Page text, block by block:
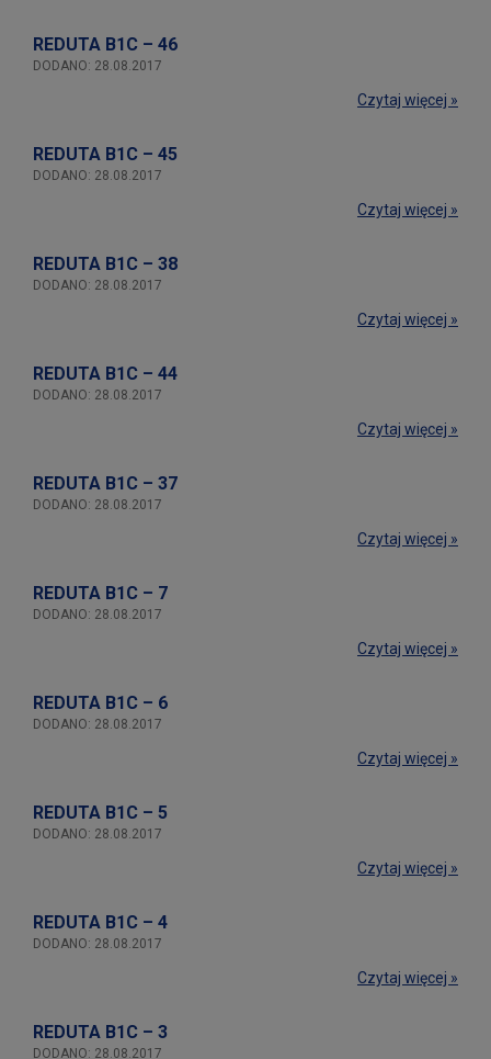
REDUTA B1C – 46
DODANO: 28.08.2017
Czytaj więcej »
REDUTA B1C – 45
DODANO: 28.08.2017
Czytaj więcej »
REDUTA B1C – 38
DODANO: 28.08.2017
Czytaj więcej »
REDUTA B1C – 44
DODANO: 28.08.2017
Czytaj więcej »
REDUTA B1C – 37
DODANO: 28.08.2017
Czytaj więcej »
REDUTA B1C – 7
DODANO: 28.08.2017
Czytaj więcej »
REDUTA B1C – 6
DODANO: 28.08.2017
Czytaj więcej »
REDUTA B1C – 5
DODANO: 28.08.2017
Czytaj więcej »
REDUTA B1C – 4
DODANO: 28.08.2017
Czytaj więcej »
REDUTA B1C – 3
DODANO: 28.08.2017